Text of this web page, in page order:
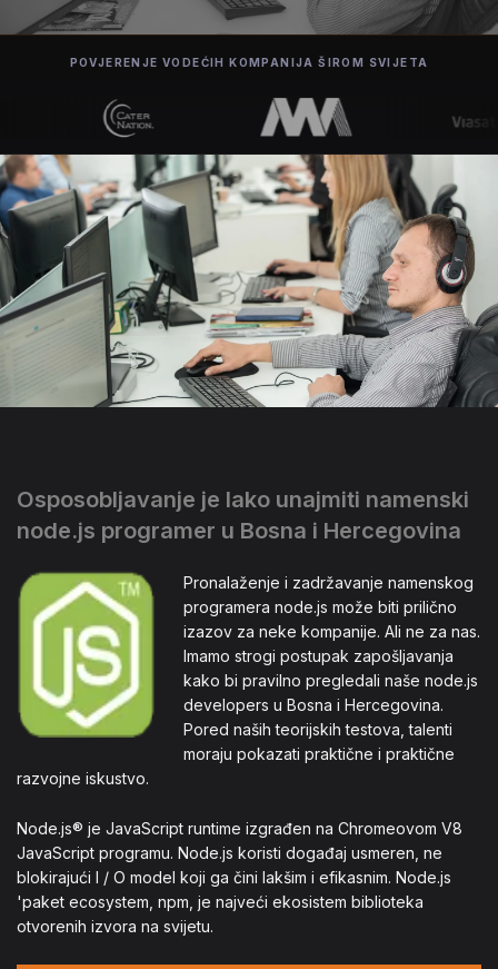
POVJERENJE VODEĆIH KOMPANIJA ŠIROM SVIJETA
Osposobljavanje je lako unajmiti namenski
node.js programer u Bosna i Hercegovina
Pronalaženje i zadržavanje namenskog
programera node.js može biti prilično
izazov za neke kompanije. Ali ne za nas.
Imamo strogi postupak zapošljavanja
kako bi pravilno pregledali naše node.js
developers u Bosna i Hercegovina.
Pored naših teorijskih testova, talenti
moraju pokazati praktične i praktične
razvojne iskustvo.
Node.js® je JavaScript runtime izgrađen na Chromeovom V8
JavaScript programu. Node.js koristi događaj usmeren, ne
blokirajući I / O model koji ga čini lakšim i efikasnim. Node.js
'paket ecosystem, npm, je najveći ekosistem biblioteka
otvorenih izvora na svijetu.